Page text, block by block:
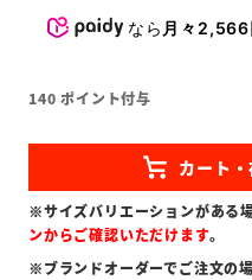
なら 月々2,566
140 ポイント付与
※サイズバリエーションがある場
ンからご確認いただけます。
※ブランドオーダーでご注文の場